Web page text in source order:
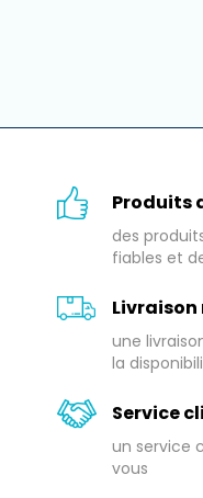
Produits
des
fiables et
une
la
Service
un service
vous